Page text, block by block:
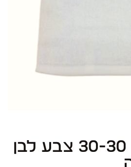
מגבת פנים 30-30 צבע לבן